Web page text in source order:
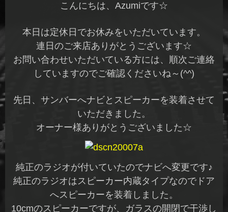
こんにちは、Azumiです☆
本日は定休日でお休みをいただいています。
連日のご来店ありがとうございます☆
お問い合わせいただいている方には、順次ご連絡
していますのでご確認くださいね～(^^)
先日、サンバーへナビとスピーカーを装着させて
いただきました。
オーナー様ありがとうございました☆
純正のラジオが付いていたのでナビへ変更です♪
純正のラジオはスピーカー内蔵タイプなのでドア
へスピーカーを装着しました。
10cmのスピーカーですが、ガラスの開閉で干渉し